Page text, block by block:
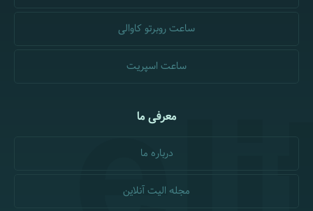
ساعت روبرتو کاوالی
ساعت اسپریت
معرفی ما
درباره ما
مجله الیت آنلاین